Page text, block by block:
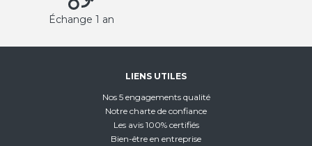
Échange 1 an
LIENS UTILES
Nos 5 engagements qualité
Notre charte de confiance
Les avis 100% certifiés
Bien-être en entreprise